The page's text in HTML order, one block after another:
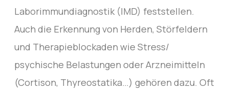
Laborimmundiagnostik (IMD) feststellen.
Auch die Erkennung von Herden, Störfeldern
und Therapieblockaden wie Stress/
psychische Belastungen oder Arzneimitteln
(Cortison, Thyreostatika…) gehören dazu. Oft